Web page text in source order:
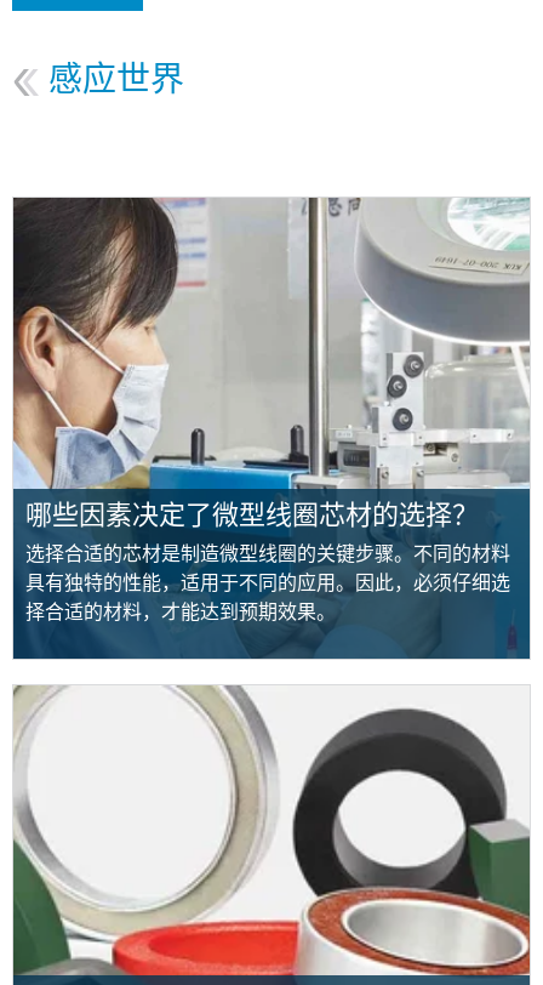
感应世界
哪些因素决定了微型线圈芯材的选择？
选择合适的芯材是制造微型线圈的关键步骤。不同的材料
具有独特的性能，适用于不同的应用。因此，必须仔细选
择合适的材料，才能达到预期效果。